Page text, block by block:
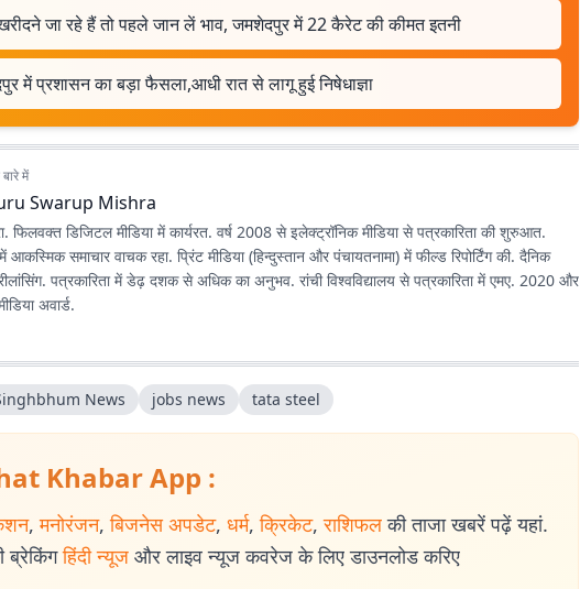
जा रहे हैं तो पहले जान लें भाव, जमशेदपुर में 22 कैरेट की कीमत इतनी
में प्रशासन का बड़ा फैसला,आधी रात से लागू हुई निषेधाज्ञा
में
Swarup Mishra
फिलवक्त डिजिटल मीडिया में कार्यरत. वर्ष 2008 से इलेक्ट्रॉनिक मीडिया से पत्रकारिता की शुरुआत.
आकस्मिक समाचार वाचक रहा. प्रिंट मीडिया (हिन्दुस्तान और पंचायतनामा) में फील्ड रिपोर्टिंग की. दैनिक
पत्रकारिता में डेढ़ दशक से अधिक का अनुभव. रांची विश्वविद्यालय से पत्रकारिता में एमए. 2020 और
अवार्ड.
News jobs news tata steel
Khabar App :
, मनोरंजन, बिजनेस अपडेट, धर्म, क्रिकेट, राशिफल की ताजा खबरें पढ़ें यहां.
ब्रेकिंग हिंदी न्यूज और लाइव न्यूज कवरेज के लिए डाउनलोड करिए